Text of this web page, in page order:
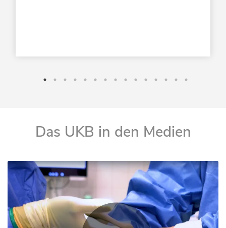
3-Studie ISLEND-1, in der eine einmal wöchentlich
Islatravir und Lenacapavir bei Erwachsenen
Das UKB in den Medien